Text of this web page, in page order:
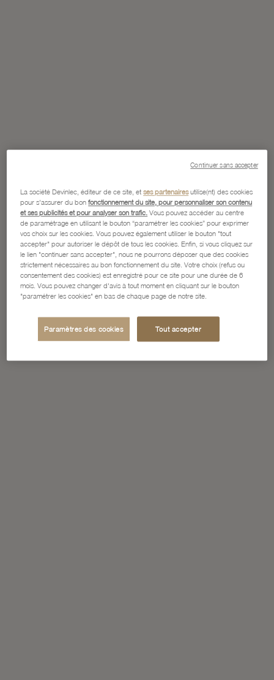
La société Devinlec, éditeur de ce site, etses partenairesutilise(nt) des cookies
pour s'assurer du bonfonctionnement du site, pour personnaliser son contenu
et ses publicités et pour analyser son trafic. Vous pouvez accéder au centre
de paramétrage en utilisant le bouton “paramétrer les cookies” pour exprimer
vos choix sur les cookies. Vous pouvez également utiliser le bouton "tout
accepter" pour autoriser le dépôt de tous les cookies. Enfin, si vous cliquez sur
le lien "continuer sans accepter", nous ne pourrons déposer que des cookies
strictement nécessaires au bon fonctionnement du site. Votre choix (refus ou
consentement des cookies) est enregistré pour ce site pour une durée de 6
mois. Vous pouvez changer d'avis à tout moment en cliquant sur le bouton
"paramétrer les cookies" en bas de chaque page de notre site.
Paramètres des cookies Tout accepter
Continuer sans accepter